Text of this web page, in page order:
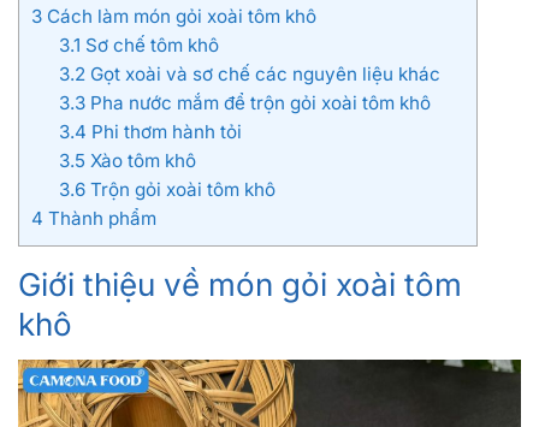
3 Cách làm món gỏi xoài tôm khô
3.1 Sơ chế tôm khô
3.2Gọt xoài và sơ chế các nguyên liệu khác
3.3Pha nước mắm để trộn gỏi xoài tôm khô
3.4 Phi thơm hành tỏi
3.5 Xào tôm khô
3.6Trộn gỏi xoài tôm khô
4 Thành phẩm
Giới thiệu về món gỏi xoài tôm
khô